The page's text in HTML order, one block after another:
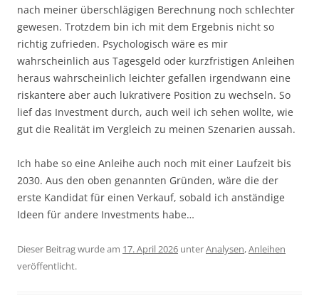
nach meiner überschlägigen Berechnung noch schlechter
gewesen. Trotzdem bin ich mit dem Ergebnis nicht so
richtig zufrieden. Psychologisch wäre es mir
wahrscheinlich aus Tagesgeld oder kurzfristigen Anleihen
heraus wahrscheinlich leichter gefallen irgendwann eine
riskantere aber auch lukrativere Position zu wechseln. So
lief das Investment durch, auch weil ich sehen wollte, wie
gut die Realität im Vergleich zu meinen Szenarien aussah.
Ich habe so eine Anleihe auch noch mit einer Laufzeit bis
2030. Aus den oben genannten Gründen, wäre die der
erste Kandidat für einen Verkauf, sobald ich anständige
Ideen für andere Investments habe…
Dieser Beitrag wurde am 17. April 2026 unterAnalysen,Anleihen
veröffentlicht.